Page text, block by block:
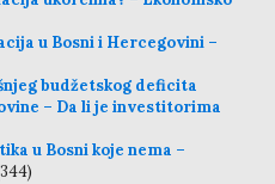
u Bosni i Hercegovini –
budžetskog deficita
– Da li je investitorima
u Bosni koje nema –